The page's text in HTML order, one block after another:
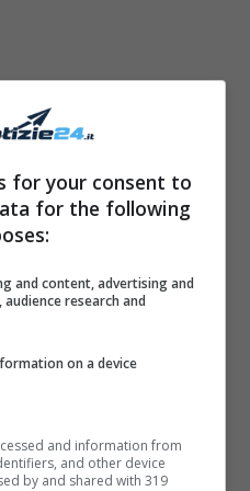
Maurizio
Prati avrebbe
si sarebbero
l’hanno portata
for your consent to
for the following
and content, advertising and
research and
on a device
and information from
and other device
by and shared with 319